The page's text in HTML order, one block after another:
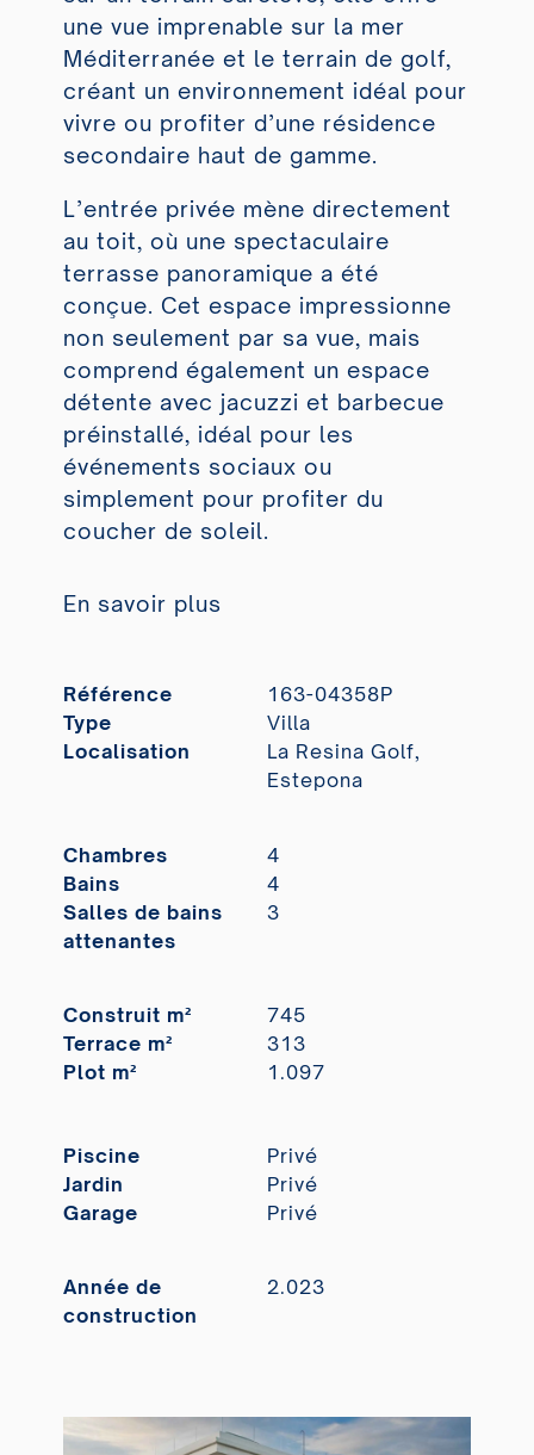
une vue imprenable sur la mer
Méditerranée et le terrain de golf,
créant un environnement idéal pour
vivre ou profiter d’une résidence
secondaire haut de gamme.
L’entrée privée mène directement
au toit, où une spectaculaire
terrasse panoramique a été
conçue. Cet espace impressionne
non seulement par sa vue, mais
comprend également un espace
détente avec jacuzzi et barbecue
préinstallé, idéal pour les
événements sociaux ou
simplement pour profiter du
coucher de soleil.
En savoir plus
Référence
163-04358P
Type
Villa
Localisation
La Resina Golf,
Estepona
Chambres
4
Bains
4
Salles de bains
attenantes
3
Construit m²
745
Terrace m²
313
Plot m²
1.097
Piscine
Privé
Jardin
Privé
Garage
Privé
Année de
construction
2.023